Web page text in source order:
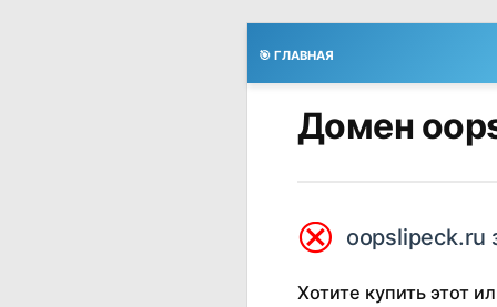
🎯 ГЛАВНАЯ
Домен
⮿ oopslipeck.ru
Хотите купить этот